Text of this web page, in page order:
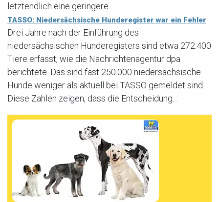
letztendlich eine geringere...
TASSO: Niedersächsische Hunderegister war ein Fehler
Drei Jahre nach der Einführung des
niedersächsischen Hunderegisters sind etwa 272.400
Tiere erfasst, wie die Nachrichtenagentur dpa
berichtete. Das sind fast 250.000 niedersächsische
Hunde weniger als aktuell bei TASSO gemeldet sind.
Diese Zahlen zeigen, dass die Entscheidung...